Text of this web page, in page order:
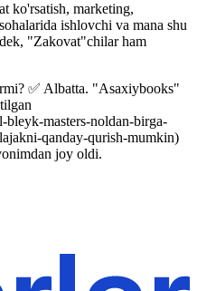
ko'rsatish, marketing,
ishlovchi va mana shu
"Zakovat"chilar ham
✅ Albatta. "Asaxiybooks"
bleyk-masters-noldan-birga-
qanday-qurish-mumkin)
joy oldi.